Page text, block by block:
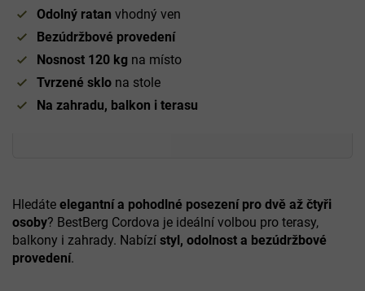
Odolný ratan vhodný ven
Bezúdržbové provedení
Nosnost 120 kg na místo
Tvrzené sklo na stole
Na zahradu, balkon i terasu
Hledáte elegantní a pohodlné posezení pro dvě až čtyři
osoby? BestBerg Cordova je ideální volbou pro terasy,
balkony i zahrady. Nabízí styl, odolnost a bezúdržbové
provedení.